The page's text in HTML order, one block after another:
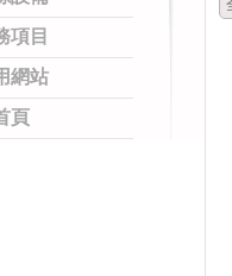
項目
網站
頁